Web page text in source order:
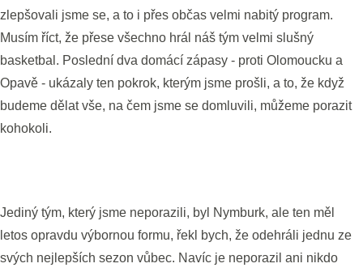
zlepšovali jsme se, a to i přes občas velmi nabitý program.
Musím říct, že přese všechno hrál náš tým velmi slušný
basketbal. Poslední dva domácí zápasy - proti Olomoucku a
Opavě - ukázaly ten pokrok, kterým jsme prošli, a to, že když
budeme dělat vše, na čem jsme se domluvili, můžeme porazit
kohokoli.
Jediný tým, který jsme neporazili, byl Nymburk, ale ten měl
letos opravdu výbornou formu, řekl bych, že odehráli jednu ze
svých nejlepších sezon vůbec. Navíc je neporazil ani nikdo